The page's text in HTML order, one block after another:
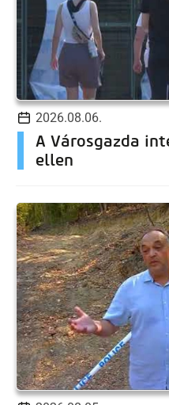
2026.08.06.
A Városgazda
ellen